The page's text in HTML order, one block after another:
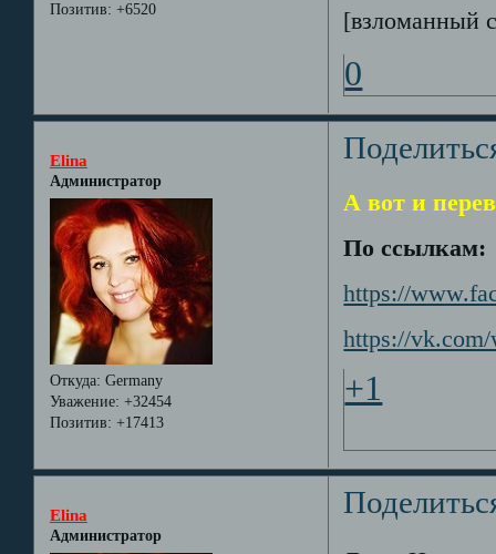
Позитив: +6520 [взломанный
0
Elina
Администратор
Откуда: Germany
Уважение: +32454
Позитив: +17413
А вот и
По ссылкам:
https://
https://
+1
Elina
Администратор